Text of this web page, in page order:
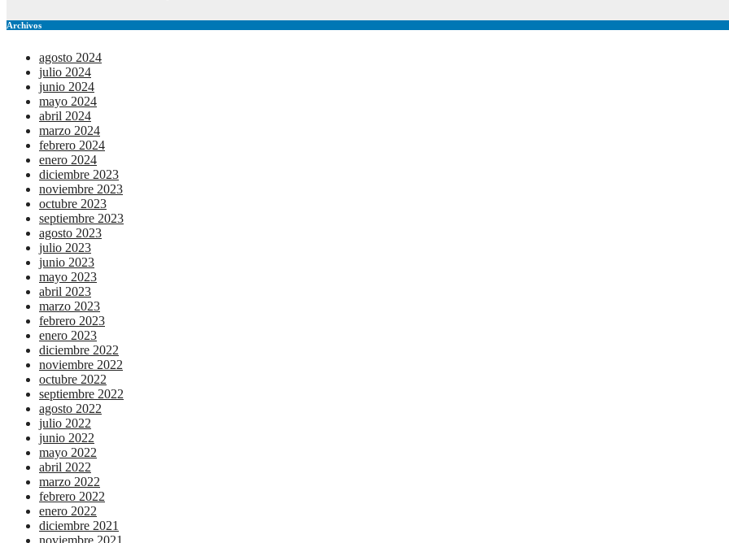
Archivos
agosto 2024
julio 2024
junio 2024
mayo 2024
abril 2024
marzo 2024
febrero 2024
enero 2024
diciembre 2023
noviembre 2023
octubre 2023
septiembre 2023
agosto 2023
julio 2023
junio 2023
mayo 2023
abril 2023
marzo 2023
febrero 2023
enero 2023
diciembre 2022
noviembre 2022
octubre 2022
septiembre 2022
agosto 2022
julio 2022
junio 2022
mayo 2022
abril 2022
marzo 2022
febrero 2022
enero 2022
diciembre 2021
noviembre 2021